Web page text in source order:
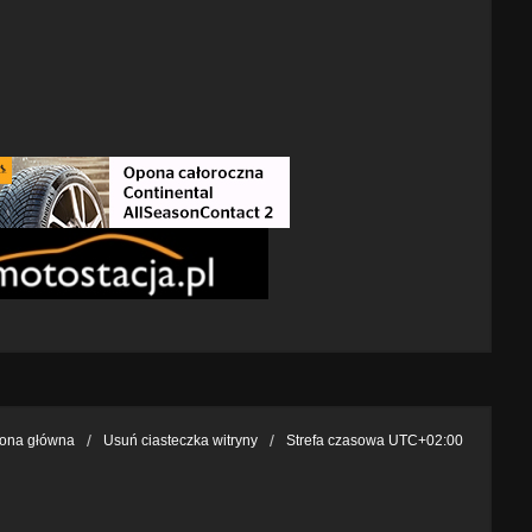
główna Usuń ciasteczka witryny Strefa czasowa UTC+02:00